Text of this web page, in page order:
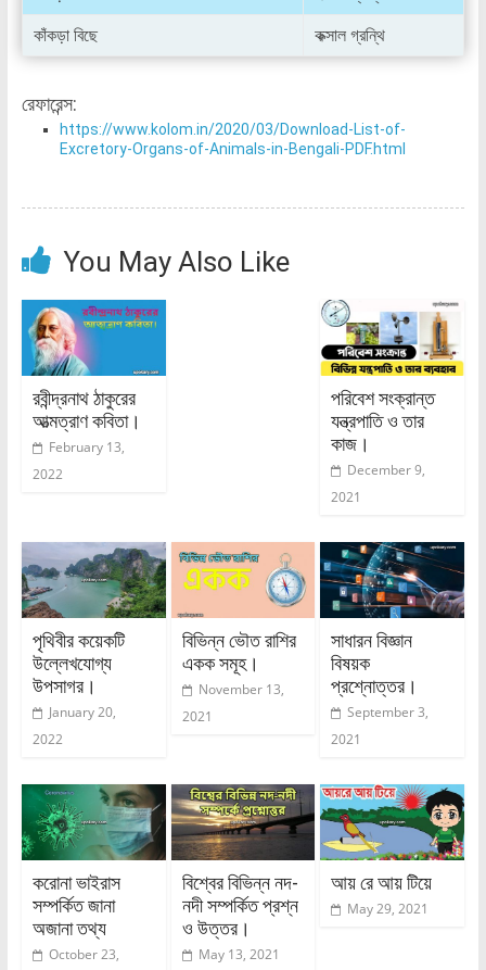
কাঁকড়া বিছে
কক্সাল গ্রন্থি
রেফারেন্স:
https://www.kolom.in/2020/03/Download-List-of-
Excretory-Organs-of-Animals-in-Bengali-PDF.html
You May Also Like
রবীন্দ্রনাথ ঠাকুরের
আত্মত্রাণ কবিতা।
February 13,
2022
পরিবেশ সংক্রান্ত
যন্ত্রপাতি ও তার
কাজ।
December 9,
2021
পৃথিবীর কয়েকটি
উল্লেখযোগ্য
উপসাগর।
January 20,
2022
বিভিন্ন ভৌত রাশির
একক সমূহ।
November 13,
2021
সাধারন বিজ্ঞান
বিষয়ক
প্রশ্নোত্তর।
September 3,
2021
করোনা ভাইরাস
সম্পর্কিত জানা
অজানা তথ্য
October 23,
বিশ্বের বিভিন্ন নদ-
নদী সম্পর্কিত প্রশ্ন
ও উত্তর।
May 13, 2021
আয় রে আয় টিয়ে
May 29, 2021